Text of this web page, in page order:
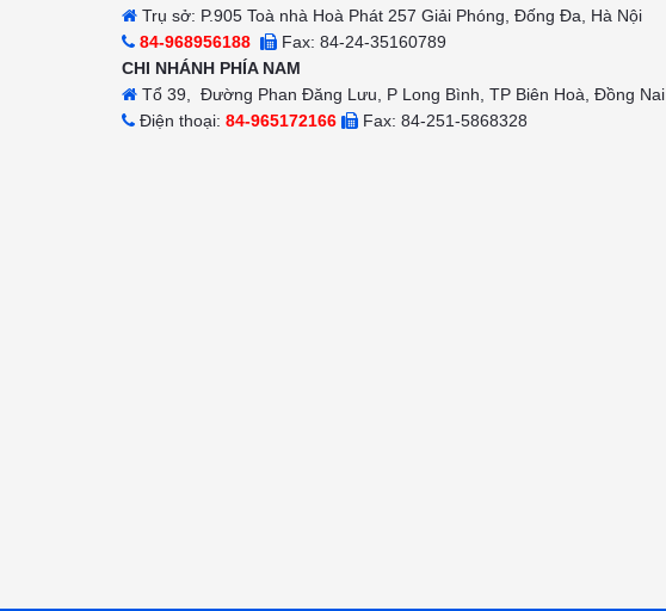
Trụ sở: P.905 Toà nhà Hoà Phát 257 Giải Phóng, Đống Đa, Hà Nội
84-968956188
Fax: 84-24-35160789
CHI NHÁNH PHÍA NAM
Tổ 39, Đường Phan Đăng Lưu, P Long Bình, TP Biên Hoà, Đồng Nai
Điện thoại: 84-965172166 Fax: 84-251-5868328